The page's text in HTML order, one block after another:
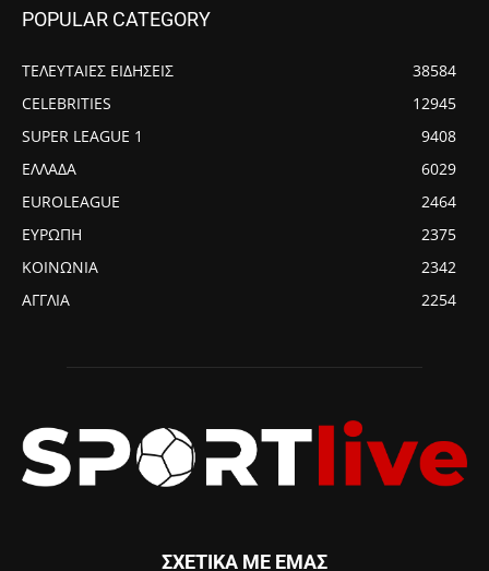
POPULAR CATEGORY
ΤΕΛΕΥΤΑΙΕΣ ΕΙΔΗΣΕΙΣ
38584
CELEBRITIES
12945
SUPER LEAGUE 1
9408
ΕΛΛΑΔΑ
6029
EUROLEAGUE
2464
ΕΥΡΩΠΗ
2375
ΚΟΙΝΩΝΙΑ
2342
ΑΓΓΛΙΑ
2254
ΣΧΕΤΙΚΑ ΜΕ ΕΜΑΣ